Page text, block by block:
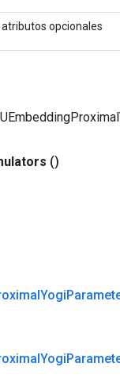
atributos opcionales
()
Yogi
Yogi